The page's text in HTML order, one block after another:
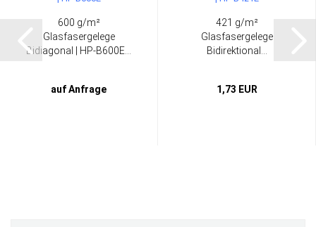
600 g/m²
Glasfasergelege
Bidiagonal | HP-B600E...
auf Anfrage
421 g/m²
Glasfasergelege
Bidirektional...
1,73 EUR